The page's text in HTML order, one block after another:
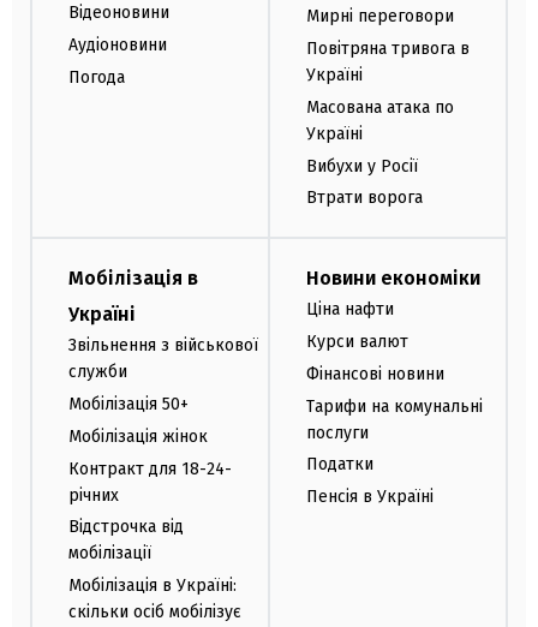
Відеоновини
Аудіоновини
Погода
Мирні переговори
Повітряна тривога в
Україні
Масована атака по
Україні
Вибухи у Росії
Втрати ворога
Мобілізація в
Україні
Звільнення з військової
служби
Мобілізація 50+
Мобілізація жінок
Контракт для 18-24-
річних
Відстрочка від
мобілізації
Мобілізація в Україні:
скільки осіб мобілізує
Новини економіки
Ціна нафти
Курси валют
Фінансові новини
Тарифи на комунальні
послуги
Податки
Пенсія в Україні